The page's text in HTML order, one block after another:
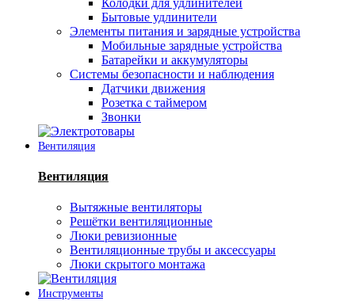
Бытовые удлинители
Элементы питания и зарядные устройства
Мобильные зарядные устройства
Батарейки и аккумуляторы
Системы безопасности и наблюдения
Датчики движения
Розетка с таймером
Звонки
Вентиляция
Вентиляция
Вытяжные вентиляторы
Решётки вентиляционные
Люки ревизионные
Вентиляционные трубы и аксессуары
Люки скрытого монтажа
Инструменты